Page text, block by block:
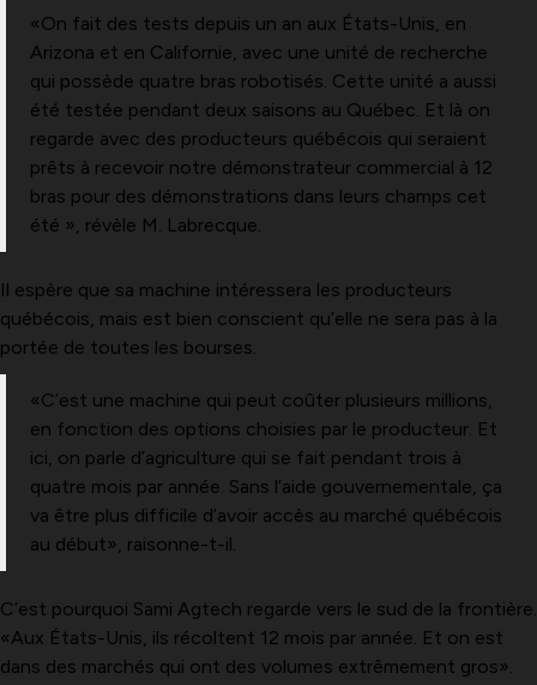
«On fait des tests depuis un an aux États-Unis, en
Arizona et en Californie, avec une unité de recherche
qui possède quatre bras robotisés. Cette unité a aussi
été testée pendant deux saisons au Québec. Et là on
regarde avec des producteurs québécois qui seraient
prêts à recevoir notre démonstrateur commercial à 12
bras pour des démonstrations dans leurs champs cet
été », révèle M. Labrecque.
Il espère que sa machine intéressera les producteurs
québécois, mais est bien conscient qu’elle ne sera pas à la
portée de toutes les bourses.
«C’est une machine qui peut coûter plusieurs millions,
en fonction des options choisies par le producteur. Et
ici, on parle d’agriculture qui se fait pendant trois à
quatre mois par année. Sans l’aide gouvernementale, ça
va être plus difficile d’avoir accès au marché québécois
au début», raisonne-t-il.
C’est pourquoi Sami Agtech regarde vers le sud de la frontière.
«Aux États-Unis, ils récoltent 12 mois par année. Et on est
dans des marchés qui ont des volumes extrêmement gros».